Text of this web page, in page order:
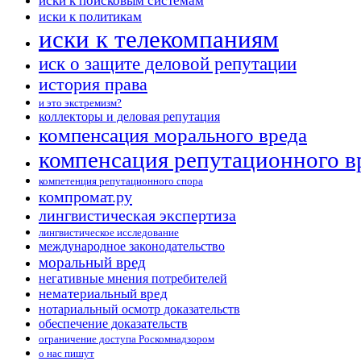
иски к политикам
иски к телекомпаниям
иск о защите деловой репутации
история права
и это экстремизм?
коллекторы и деловая репутация
компенсация морального вреда
компенсация репутационного
компетенция репутационного спора
компромат.ру
лингвистическая экспертиза
лингвистическое исследование
международное законодательство
моральный вред
негативные мнения потребителей
нематериальный вред
нотариальный осмотр доказательств
обеспечение доказательств
ограничение доступа Роскомнадзором
о нас пишут